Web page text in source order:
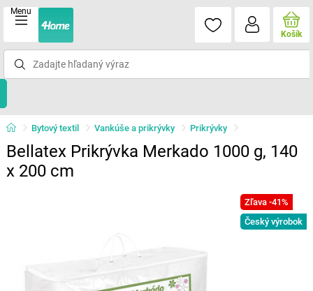
Menu
Košík
Bytový textil Vankúše a prikrývky Prikrývky
Bellatex Prikrývka Merkado 1000 g, 140
x 200 cm
Zľava -41%
Český výrobok